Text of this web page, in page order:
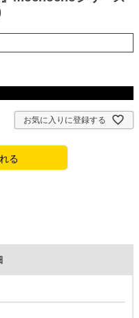
お気に入りに登録する
る